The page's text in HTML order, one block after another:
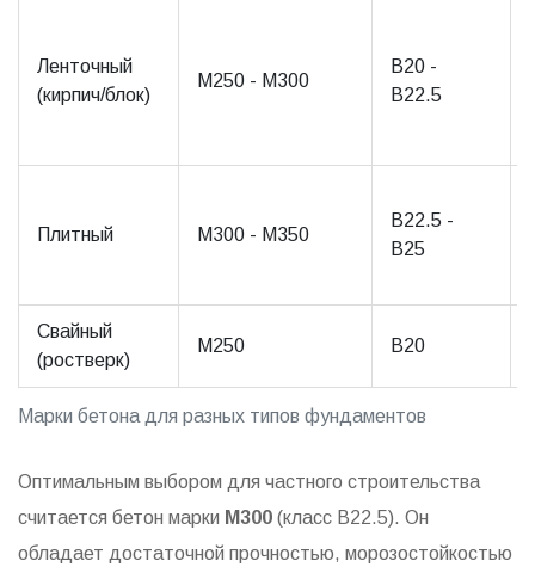
Марки бетона для разных типов фундаментов
Ленточный
(кирпич/блок)
M250 - M300
B20 -
B22.5
Плитный M300 - M350
B22.5 -
B25
Свайный
(ростверк)
M250 B20
Оптимальным выбором для частного строительства
считается бетон марки M300 (класс B22.5). Он
обладает достаточной прочностью, морозостойкостью